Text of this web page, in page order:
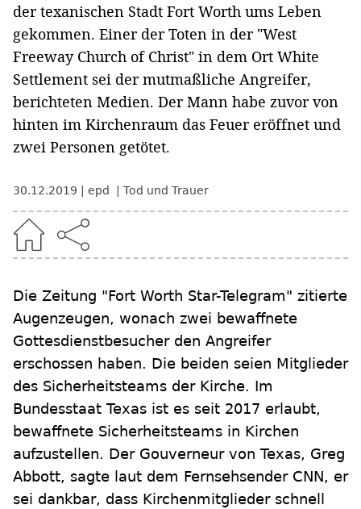
der texanischen Stadt Fort Worth ums Leben
gekommen. Einer der Toten in der "West
Freeway Church of Christ" in dem Ort White
Settlement sei der mutmaßliche Angreifer,
berichteten Medien. Der Mann habe zuvor von
hinten im Kirchenraum das Feuer eröffnet und
zwei Personen getötet.
30.12.2019 epd Tod und Trauer
Die Zeitung "Fort Worth Star-Telegram" zitierte
Augenzeugen, wonach zwei bewaffnete
Gottesdienstbesucher den Angreifer
erschossen haben. Die beiden seien Mitglieder
des Sicherheitsteams der Kirche. Im
Bundesstaat Texas ist es seit 2017 erlaubt,
bewaffnete Sicherheitsteams in Kirchen
aufzustellen. Der Gouverneur von Texas, Greg
Abbott, sagte laut dem Fernsehsender CNN, er
sei dankbar, dass Kirchenmitglieder schnell